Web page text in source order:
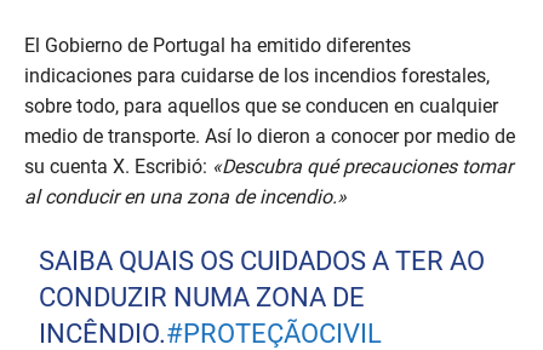
n
u
t
e
1
s
e
c
El Gobierno de Portugal ha emitido diferentes
indicaciones para cuidarse de los incendios forestales,
sobre todo, para aquellos que se conducen en cualquier
medio de transporte. Así lo dieron a conocer por medio de
su cuenta X. Escribió: «Descubra qué precauciones tomar
al conducir en una zona de incendio.»
SAIBA QUAIS OS CUIDADOS A TER AO
CONDUZIR NUMA ZONA DE
INCÊNDIO.#PROTEÇÃOCIVIL